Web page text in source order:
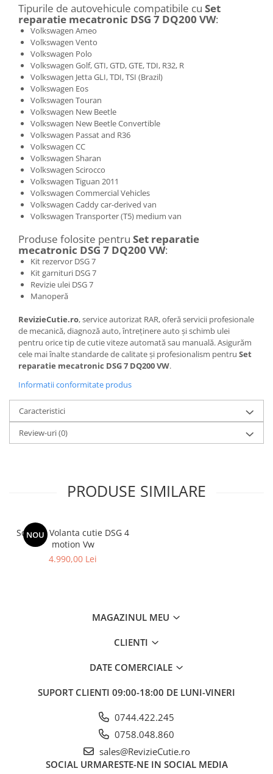
Tipurile de autovehicule compatibile cu Set
reparatie mecatronic DSG 7 DQ200 VW:
Volkswagen Ameo
Volkswagen Vento
Volkswagen Polo
Volkswagen Golf, GTI, GTD, GTE, TDI, R32, R
Volkswagen Jetta GLI, TDI, TSI (Brazil)
Volkswagen Eos
Volkswagen Touran
Volkswagen New Beetle
Volkswagen New Beetle Convertible
Volkswagen Passat and R36
Volkswagen CC
Volkswagen Sharan
Volkswagen Scirocco
Volkswagen Tiguan 2011
Volkswagen Commercial Vehicles
Volkswagen Caddy car-derived van
Volkswagen Transporter (T5) medium van
Produse folosite pentru Set reparatie
mecatronic DSG 7 DQ200 VW:
Kit rezervor DSG 7
Kit garnituri DSG 7
Revizie ulei DSG 7
Manoperă
RevizieCutie.ro, service autorizat RAR, oferă servicii profesionale
de mecanică, diagnoză auto, întreținere auto și schimb ulei
pentru orice tip de cutie viteze automată sau manuală. Asigurăm
cele mai înalte standarde de calitate și profesionalism pentru Set
reparatie mecatronic DSG 7 DQ200 VW.
Informatii conformitate produs
Caracteristici
Review-uri(0)
PRODUSE SIMILARE
NOU
Schimb Volanta cutie DSG 4
motion Vw
4.990,00 Lei
MAGAZINUL MEU
CLIENTI
DATE COMERCIALE
SUPORT CLIENTI 09:00-18:00 DE LUNI-VINERI
0744.422.245
0758.048.860
sales@RevizieCutie.ro
SOCIAL URMARESTE-NE IN SOCIAL MEDIA